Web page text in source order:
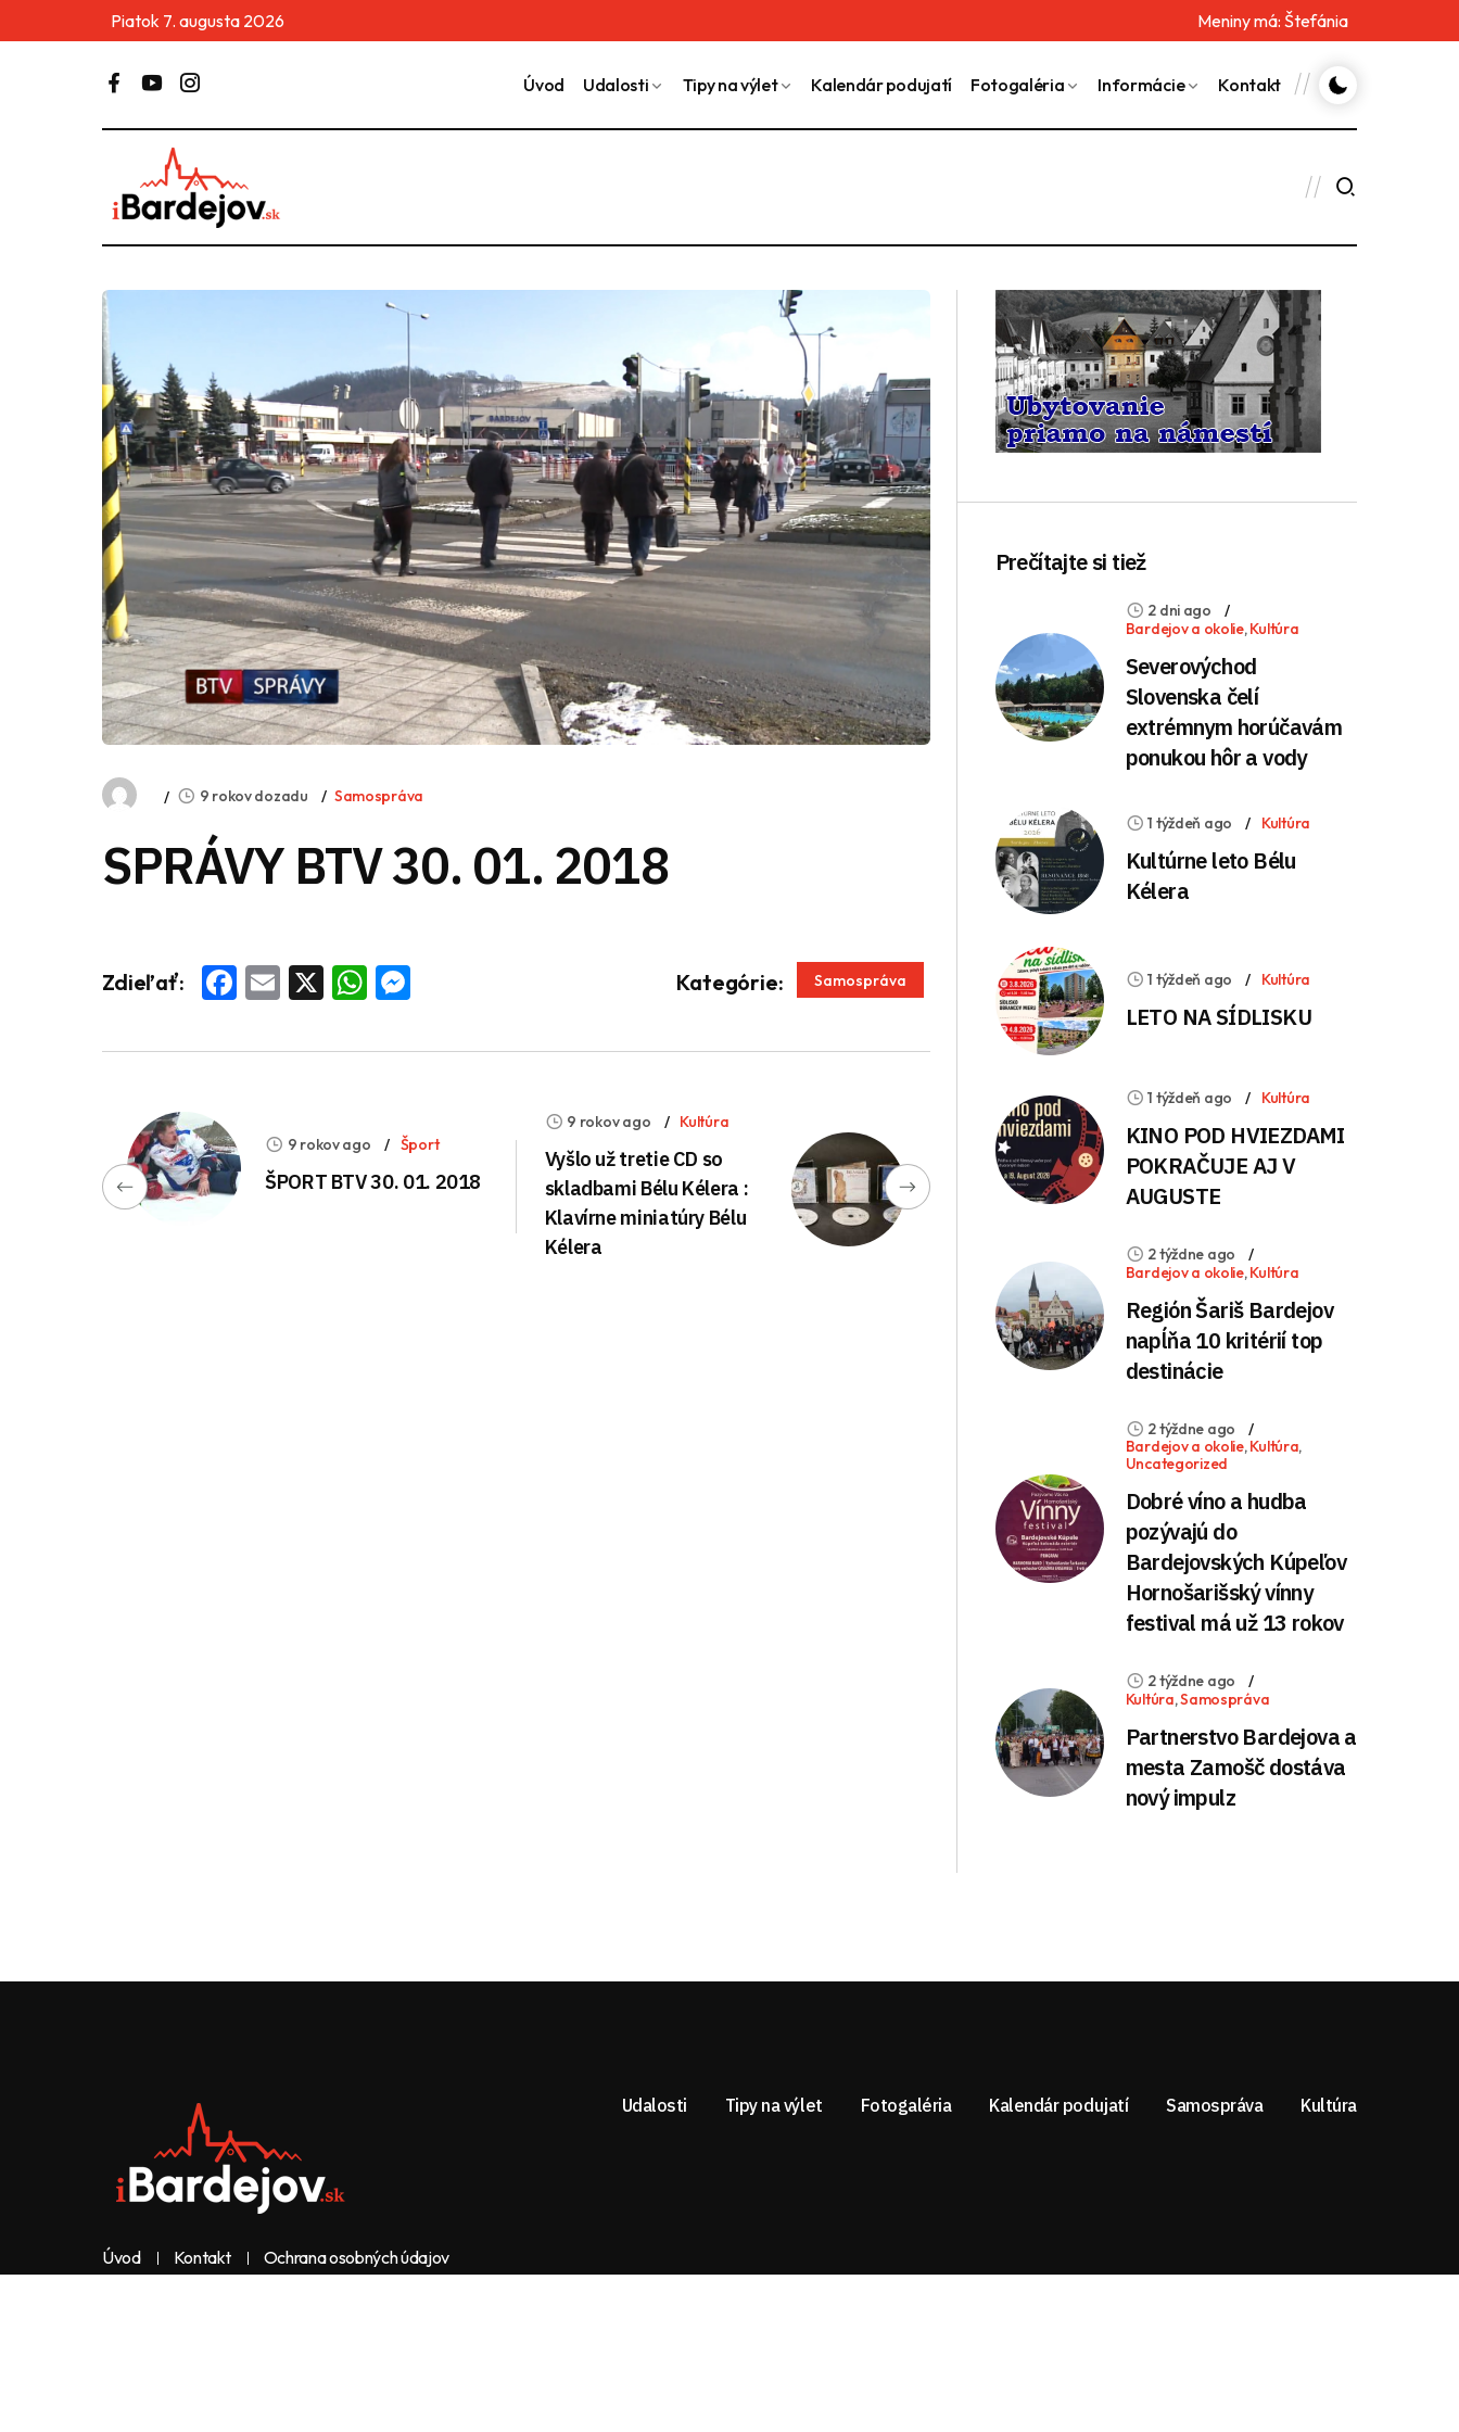
Piatok 7. augusta 2026 Meniny má: Štefánia
Úvod Udalosti Tipy na výlet Kalendár podujatí Fotogaléria Informácie Kontakt
9 rokov dozadu Samospráva
SPRÁVY BTV 30. 01. 2018
Zdieľať: Facebook
Email
X WhatsApp
Messenger Kategórie: Samospráva
9 rokov ago Šport
ŠPORT BTV 30. 01. 2018
9 rokov ago Kultúra
Vyšlo už tretie CD so
skladbami Bélu Kélera :
Klavírne miniatúry Bélu
Kélera
Prečítajte si tiež
2 dni ago
Bardejov a okolie,Kultúra
Severovýchod
Slovenska čelí
extrémnym horúčavám
ponukou hôr a vody
1 týždeň ago Kultúra
Kultúrne leto Bélu
Kélera
1 týždeň ago Kultúra
LETO NA SÍDLISKU
1 týždeň ago Kultúra
KINO POD HVIEZDAMI
POKRAČUJE AJ V
AUGUSTE
2 týždne ago
Bardejov a okolie,Kultúra
Región Šariš Bardejov
napĺňa 10 kritérií top
destinácie
2 týždne ago
Bardejov a okolie,Kultúra,
Uncategorized
Dobré víno a hudba
pozývajú do
Bardejovských Kúpeľov
Hornošarišský vínny
festival má už 13 rokov
2 týždne ago
Kultúra,Samospráva
Partnerstvo Bardejova a
mesta Zamošč dostáva
nový impulz
Úvod Kontakt Ochrana osobných údajov
Udalosti Tipy na výlet Fotogaléria Kalendár podujatí Samospráva Kultúra